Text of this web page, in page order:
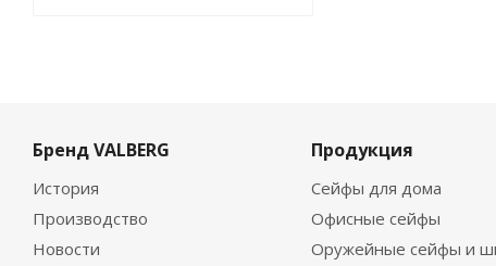
Бренд VALBERG
История
Производство
Новости
Продукция
Сейфы для дома
Офисные сейфы
Оружейные сейфы и